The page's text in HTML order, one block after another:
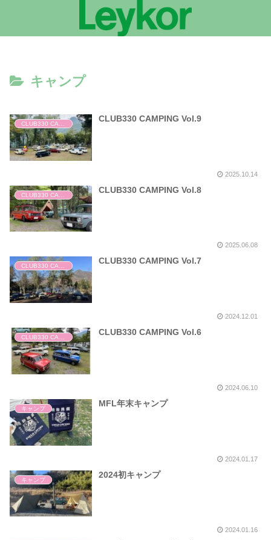
キャンプ
CLUB330 CAMPING Vol.9
2025.10.14
CLUB330 CAMPING Vol.8
2025.06.08
CLUB330 CAMPING
CLUB330 CAMPING Vol.7
2024.12.01
CLUB330 CAMPING Vol.6
2024.06.10
キャンプ
MFL年末キャンプ
2024.01.17
キャンプ
2024初キャンプ
2024.01.16